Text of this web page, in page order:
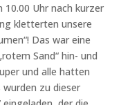
Uhr nach kurzer
kletterten unsere
Das war eine
Sand“ hin- und
und alle hatten
wurden zu dieser